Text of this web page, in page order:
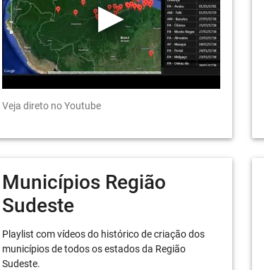
Veja direto no Youtube
Municípios Região
Sudeste
Playlist com vídeos do histórico de criação dos
municípios de todos os estados da Região
Sudeste.